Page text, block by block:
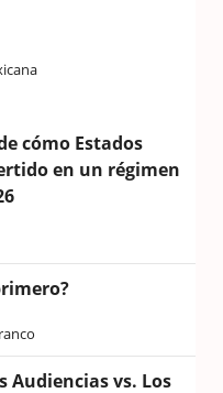
cómo Estados
en un régimen
Audiencias vs. Los